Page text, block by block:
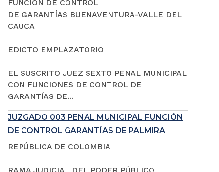
FUNCIÓN DE CONTROL
DE GARANTÍAS BUENAVENTURA-VALLE DEL
CAUCA
EDICTO EMPLAZATORIO
EL SUSCRITO JUEZ SEXTO PENAL MUNICIPAL
CON FUNCIONES DE CONTROL DE
GARANTÍAS DE...
JUZGADO 003 PENAL MUNICIPAL FUNCIÓN
DE CONTROL GARANTÍAS DE PALMIRA
REPÚBLICA DE COLOMBIA
RAMA JUDICIAL DEL PODER PÚBLICO